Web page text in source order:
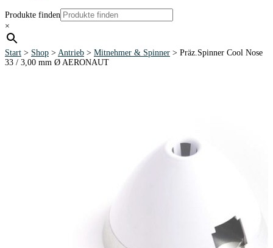
Produkte finden
×
Start > Shop > Antrieb > Mitnehmer & Spinner > Präz.Spinner Cool Nose
33 / 3,00 mm Ø AERONAUT